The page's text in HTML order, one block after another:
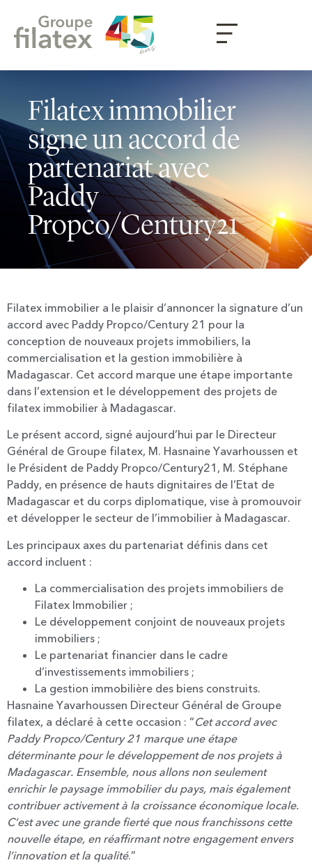
Filatex immobilier
signe un accord de
partenariat avec
Paddy
Propco/Century21
Filatex immobilier a le plaisir d’annoncer la signature d’un
accord avec Paddy Propco/Century 21 pour la
conception de nouveaux projets immobiliers, la
commercialisation et la gestion immobilière à
Madagascar. Cet accord marque une étape importante
dans l’extension et le développement des projets de
filatex immobilier à Madagascar.
Le présent accord, signé aujourd’hui par le Directeur
Général de Groupe filatex, M. Hasnaine Yavarhoussen et
le Président de Paddy Propco/Century21, M. Stéphane
Paddy, en présence de hauts dignitaires de l’Etat de
Madagascar et du corps diplomatique, vise à promouvoir
et développer le secteur de l’immobilier à Madagascar.
Les principaux axes du partenariat définis dans cet
accord incluent :
La commercialisation des projets immobiliers de
Filatex Immobilier ;
Le développement conjoint de nouveaux projets
immobiliers ;
Le partenariat financier dans le cadre
d’investissements immobiliers ;
La gestion immobilière des biens construits.
Hasnaine Yavarhoussen Directeur Général de Groupe
filatex, a déclaré à cette occasion : “Cet accord avec
Paddy Propco/Century 21 marque une étape
déterminante pour le développement de nos projets à
Madagascar. Ensemble, nous allons non seulement
enrichir le paysage immobilier du pays, mais également
contribuer activement à la croissance économique locale.
C’est avec une grande fierté que nous franchissons cette
nouvelle étape, en réaffirmant notre engagement envers
l’innovation et la qualité.”